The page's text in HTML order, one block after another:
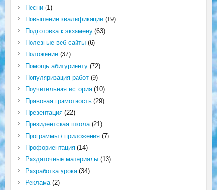
Песни(1)
Повышение квалификации(19)
Подготовка к экзамену(63)
Полезные веб сайты(6)
Положение(37)
Помощь абитуриенту(72)
Популяризация работ(9)
Поучительная история(10)
Правовая грамотность(29)
Презентация(22)
Президентская школа(21)
Программы / приложения(7)
Профориентация(14)
Раздаточные материалы(13)
Разработка урока(34)
Реклама(2)